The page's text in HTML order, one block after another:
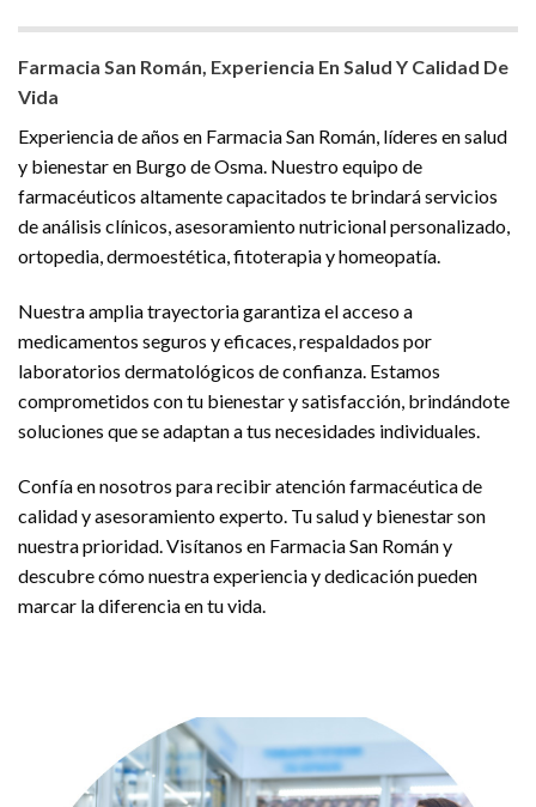
Farmacia San Román, Experiencia En Salud Y Calidad De
Vida
Experiencia de años en Farmacia San Román, líderes en salud
y bienestar en Burgo de Osma. Nuestro equipo de
farmacéuticos altamente capacitados te brindará servicios
de análisis clínicos, asesoramiento nutricional personalizado,
ortopedia, dermoestética, fitoterapia y homeopatía.
Nuestra amplia trayectoria garantiza el acceso a
medicamentos seguros y eficaces, respaldados por
laboratorios dermatológicos de confianza. Estamos
comprometidos con tu bienestar y satisfacción, brindándote
soluciones que se adaptan a tus necesidades individuales.
Confía en nosotros para recibir atención farmacéutica de
calidad y asesoramiento experto. Tu salud y bienestar son
nuestra prioridad. Visítanos en Farmacia San Román y
descubre cómo nuestra experiencia y dedicación pueden
marcar la diferencia en tu vida.